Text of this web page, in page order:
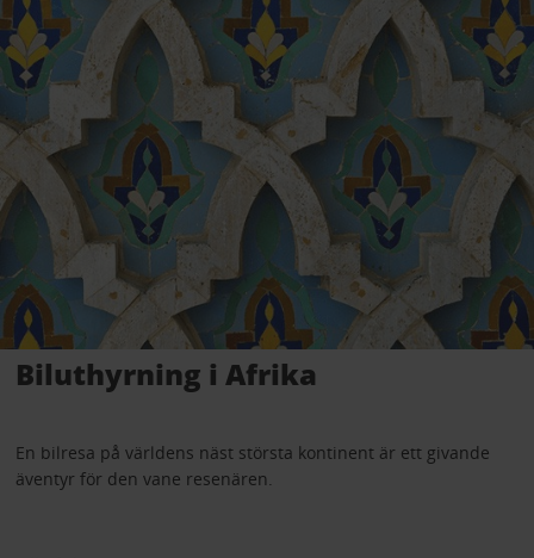
Biluthyrning i Afrika
En bilresa på världens näst största kontinent är ett givande
äventyr för den vane resenären.